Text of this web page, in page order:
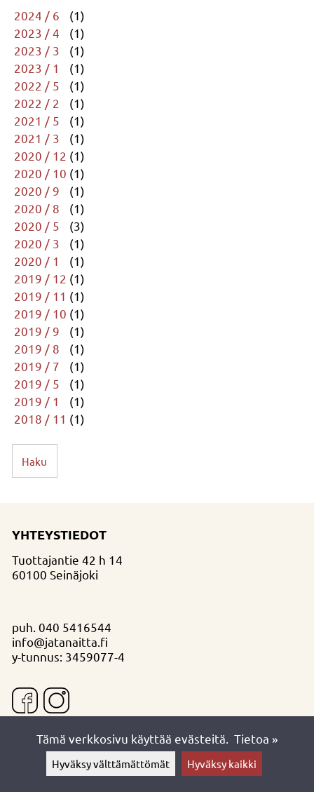
2024 / 6
(1)
2023 / 4
(1)
2023 / 3
(1)
2023 / 1
(1)
2022 / 5
(1)
2022 / 2
(1)
2021 / 5
(1)
2021 / 3
(1)
2020 / 12 (1)
2020 / 10 (1)
2020 / 9
(1)
2020 / 8
(1)
2020 / 5
(3)
2020 / 3
(1)
2020 / 1
(1)
2019 / 12 (1)
2019 / 11 (1)
2019 / 10 (1)
2019 / 9
(1)
2019 / 8
(1)
2019 / 7
(1)
2019 / 5
(1)
2019 / 1
(1)
2018 / 11 (1)
Haku
YHTEYSTIEDOT
Tuottajantie 42 h 14
60100 Seinäjoki
puh. 040 5416544
info@jatanaitta.fi
y-tunnus: 3459077-4
Tämä verkkosivu käyttää evästeitä. Tietoa »
Hyväksy välttämättömät Hyväksy kaikki